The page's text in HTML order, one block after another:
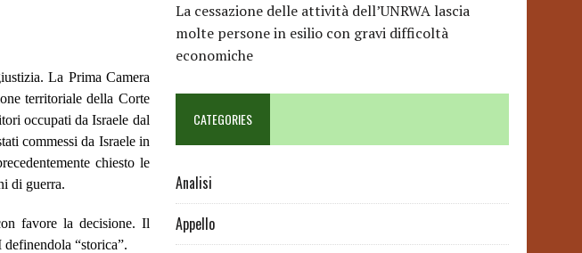
La Prima Camera
territoriale della Corte
occupati da Israele dal
commessi da Israele in
chiesto le
di guerra.
favore la decisione. Il
“storica”.
La cessazione delle attività dell’UNRWA lascia
molte persone in esilio con gravi difficoltà
economiche
CATEGORIES
Analisi
Appello